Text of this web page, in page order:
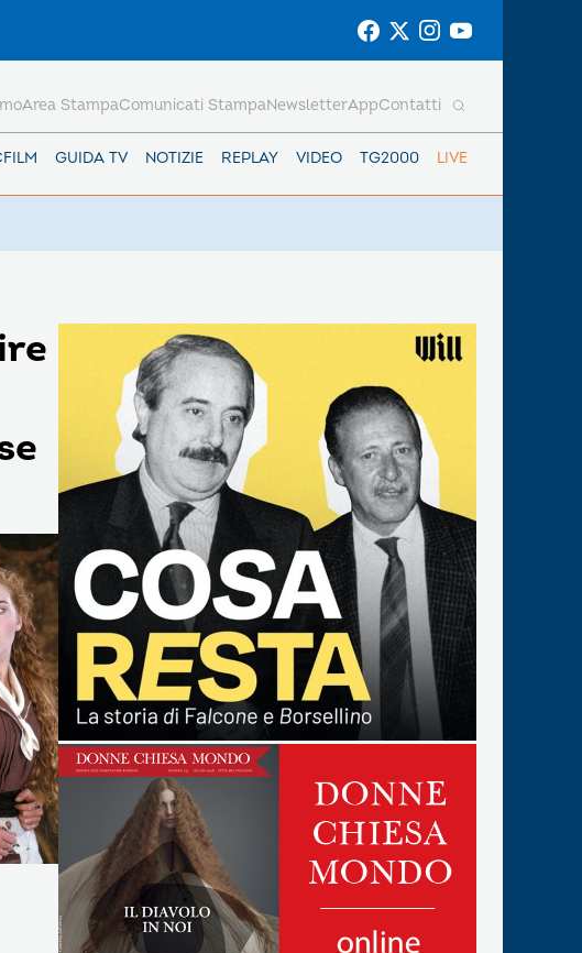
GUIDA TV NOTIZIE REPLAY VIDEO TG2000 LIVE
Area StampaComunicati StampaNewsletterAppContatti